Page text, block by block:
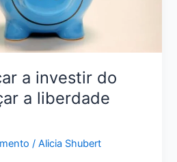
a investir do
a liberdade
/Alicia Shubert